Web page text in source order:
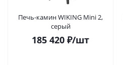
Печь-камин WIKING Mini 2,
серый
185 420 ₽/шт